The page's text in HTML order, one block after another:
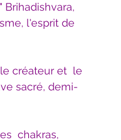
l'esprit de
créateur et  le
sacré, demi-
chakras,